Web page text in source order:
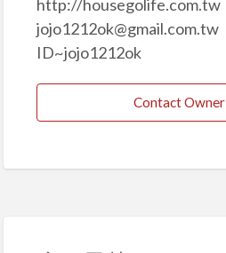
http://housegolife.com.tw
jojo1212ok@gmail.com.tw
ID~jojo1212ok
Contact Owner